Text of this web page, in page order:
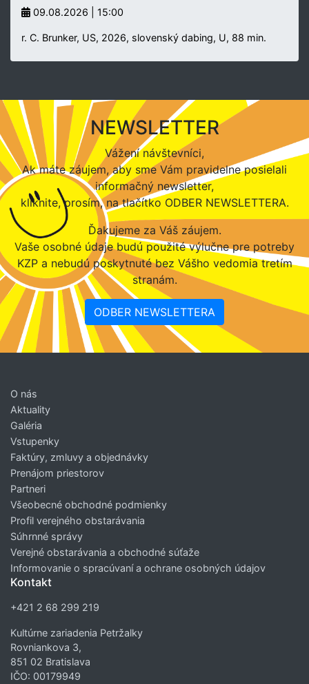
09.08.2026 | 15:00
r. C. Brunker, US, 2026, slovenský dabing, U, 88 min.
NEWSLETTER
Vážení návštevníci,
Ak máte záujem, aby sme Vám pravidelne posielali
informačný newsletter,
kliknite, prosím, na tlačítko ODBER NEWSLETTERA.
Ďakujeme za Váš záujem.
Vaše osobné údaje budú použité výlučne pre potreby
KZP a nebudú poskytnuté bez Vášho vedomia tretím
stranám.
ODBER NEWSLETTERA
O nás
Aktuality
Galéria
Vstupenky
Faktúry, zmluvy a objednávky
Prenájom priestorov
Partneri
Všeobecné obchodné podmienky
Profil verejného obstarávania
Súhrnné správy
Verejné obstarávania a obchodné súťaže
Informovanie o spracúvaní a ochrane osobných údajov
Kontakt
+421 2 68 299 219
Kultúrne zariadenia Petržalky
Rovniankova 3,
851 02 Bratislava
IČO: 00179949